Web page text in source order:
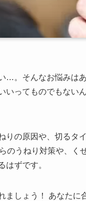
…。そんなお悩みは
ってものでもない
の原因や、切るタ
のうねり対策や、く
はずです。
しょう！ あなたに